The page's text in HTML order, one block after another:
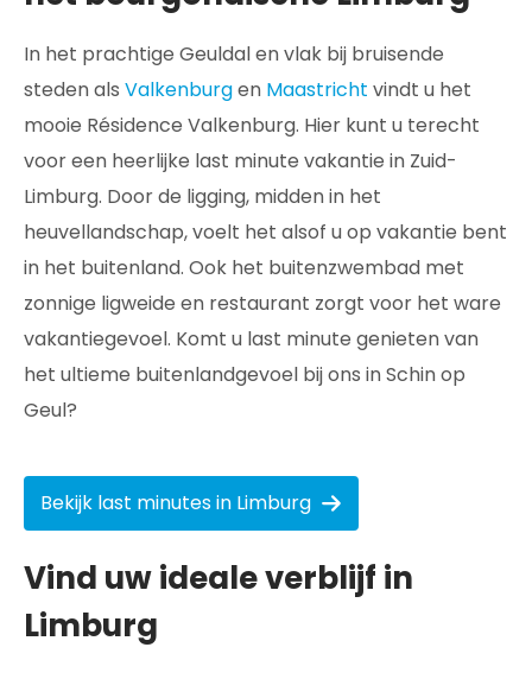
In het prachtige Geuldal en vlak bij bruisende
steden als Valkenburgen Maastricht vindt u het
mooie Résidence Valkenburg. Hier kunt u terecht
voor een heerlijke last minute vakantie in Zuid-
Limburg. Door de ligging, midden in het
heuvellandschap, voelt het alsof u op vakantie bent
in het buitenland. Ook het buitenzwembad met
zonnige ligweide en restaurant zorgt voor het ware
vakantiegevoel. Komt u last minute genieten van
het ultieme buitenlandgevoel bij ons in Schin op
Geul?
Bekijk last minutes in Limburg
Vind uw ideale verblijf in
Limburg